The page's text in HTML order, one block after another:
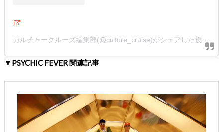
カルチャークルーズ編集部(@culture_cruise)がシェアした投稿
▼PSYCHIC FEVER 関連記事